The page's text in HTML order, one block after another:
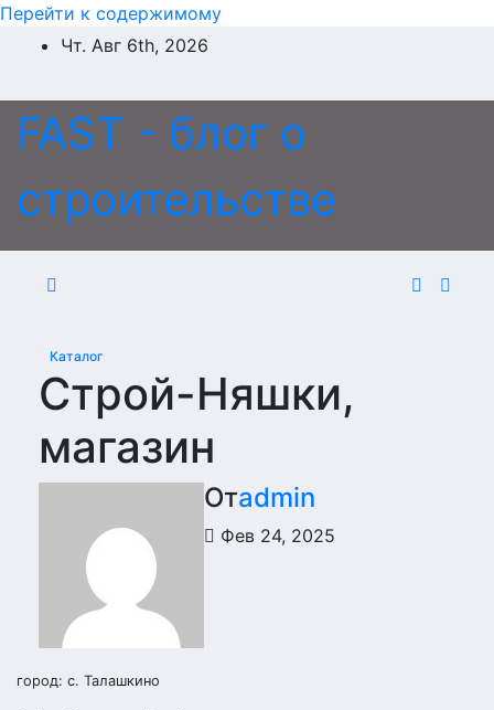
Перейти к содержимому
Чт. Авг 6th, 2026
FAST - блог о
строительстве
Каталог
Строй-Няшки,
магазин
Отadmin
Фев 24, 2025
город: с. Талашкино